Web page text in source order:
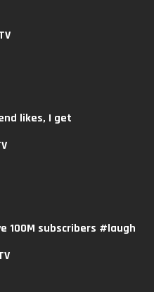
likes, I get
100M subscribers #laugh